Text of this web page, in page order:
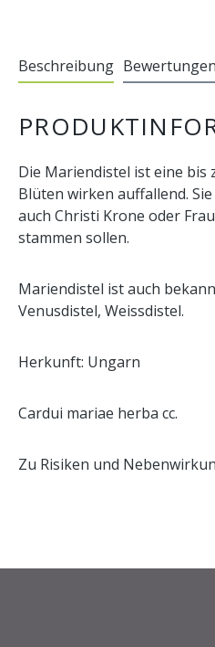
Beschreibung Bewertungen
Die Mariendistel ist eine
Blüten wirken auffallend.
auch Christi Krone oder
stammen sollen.
Mariendistel ist auch
Venusdistel, Weissdistel.
Herkunft: Ungarn
Cardui mariae herba cc.
Zu Risiken und